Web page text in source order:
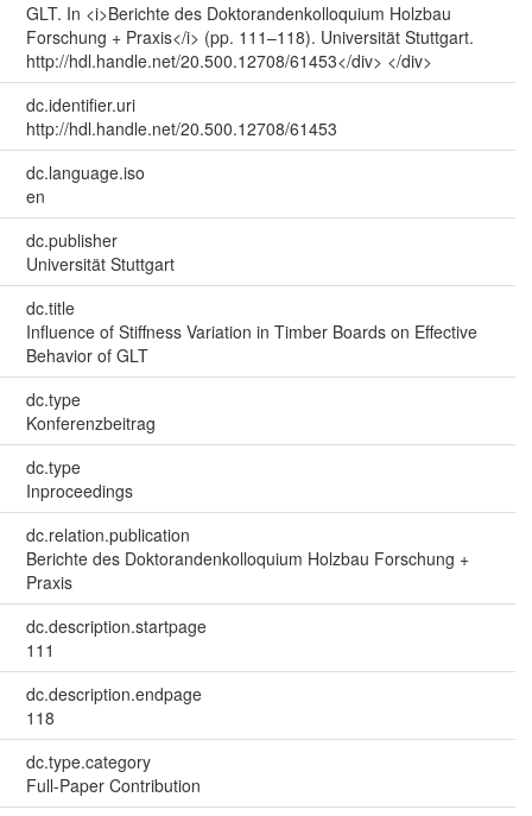
GLT. In <i>Berichte des Doktorandenkolloquium Holzbau
Forschung + Praxis</i> (pp. 111–118). Universität Stuttgart.
http://hdl.handle.net/20.500.12708/61453</div> </div>
dc.identifier.uri
http://hdl.handle.net/20.500.12708/61453
dc.language.iso
en
dc.publisher
Universität Stuttgart
dc.title
Influence of Stiffness Variation in Timber Boards on Effective
Behavior of GLT
dc.type
Konferenzbeitrag
dc.type
Inproceedings
dc.relation.publication
Berichte des Doktorandenkolloquium Holzbau Forschung +
Praxis
dc.description.startpage
111
dc.description.endpage
118
dc.type.category
Full-Paper Contribution